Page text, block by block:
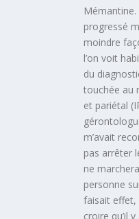
progressé
moindre
l’on voit
du
touchée au
et pariétal
m’avait
pas arrêter
ne
personne
faisait
croire qu’il